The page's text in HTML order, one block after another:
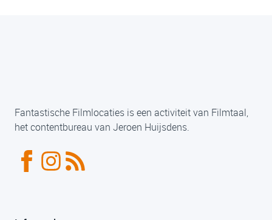
Fantastische Filmlocaties is een activiteit van Filmtaal,
het contentbureau van Jeroen Huijsdens.